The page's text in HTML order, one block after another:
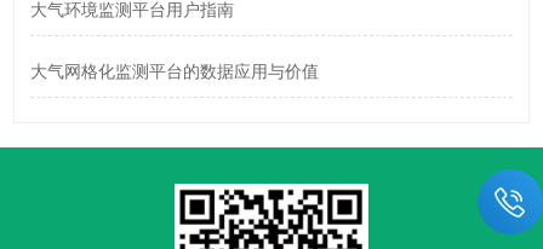
大气环境监测平台用户指南
大气网格化监测平台的数据应用与价值